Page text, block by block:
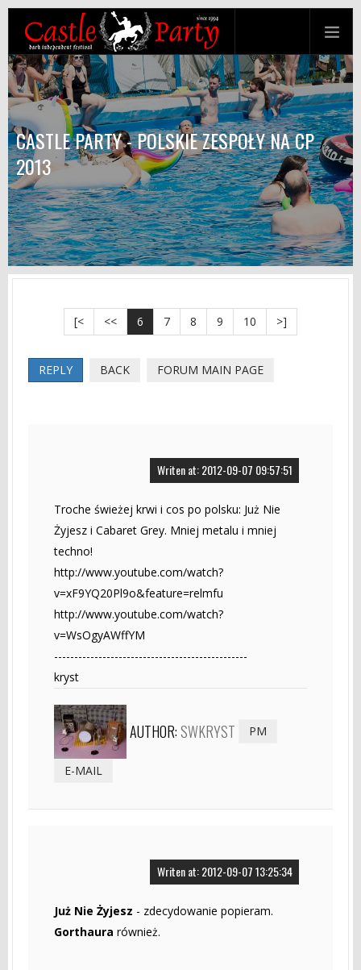
CASTLE PARTY - POLSKIE ZESPOŁY NA CP
2013
[< << 6 7 8 9 10 >]
REPLY BACK FORUM MAIN PAGE
Writen at: 2012-09-07 09:57:51
Troche świeżej krwi i cos po polsku: Już Nie
Żyjesz i Cabaret Grey. Mniej metalu i mniej
techno!
http://www.youtube.com/watch?
v=xF9YQ20Pl9o&feature=relmfu
http://www.youtube.com/watch?
v=WsOgyAWffYM
------------------------------------------------
kryst
AUTHOR:SWKRYST PM
E-MAIL
Writen at: 2012-09-07 13:25:34
Już Nie Żyjesz - zdecydowanie popieram.
Gorthaura również.